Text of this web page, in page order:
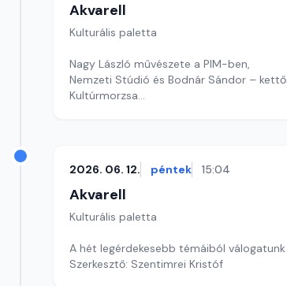
Akvarell
Kulturális paletta
Nagy László művészete a PIM-ben,
Nemzeti Stúdió és Bodnár Sándor –
Kultúrmorzsa
2026. 06. 12. péntek 15:04
Akvarell
Kulturális paletta
A hét legérdekesebb témáiból válogatunk
Szerkesztő: Szentimrei Kristóf